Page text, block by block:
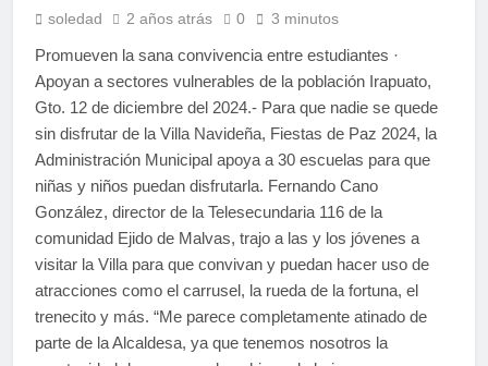
soledad 2 años atrás 0 3 minutos
Promueven la sana convivencia entre estudiantes ·
Apoyan a sectores vulnerables de la población Irapuato,
Gto. 12 de diciembre del 2024.- Para que nadie se quede
sin disfrutar de la Villa Navideña, Fiestas de Paz 2024, la
Administración Municipal apoya a 30 escuelas para que
niñas y niños puedan disfrutarla. Fernando Cano
González, director de la Telesecundaria 116 de la
comunidad Ejido de Malvas, trajo a las y los jóvenes a
visitar la Villa para que convivan y puedan hacer uso de
atracciones como el carrusel, la rueda de la fortuna, el
trenecito y más. “Me parece completamente atinado de
parte de la Alcaldesa, ya que tenemos nosotros la